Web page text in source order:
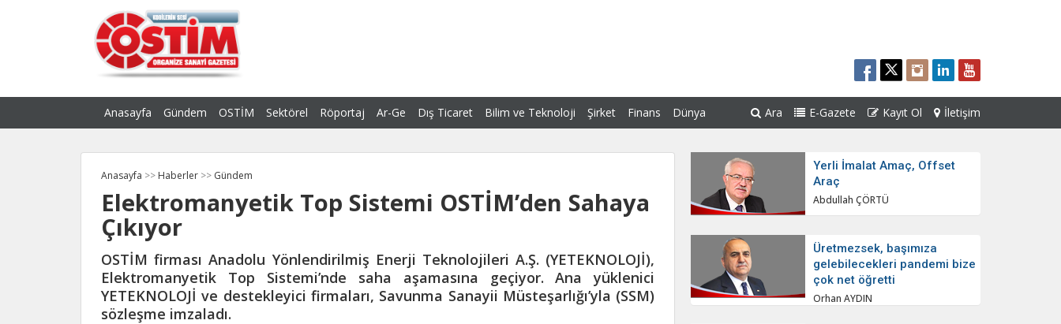
Anasayfa Gündem OSTİM Sektörel Röportaj Ar-Ge Dış Ticaret Bilim ve Teknoloji Şirket Finans Dünya Ara E-Gazete Kayıt Ol İletişim
Anasayfa >> Haberler >> Gündem
Elektromanyetik Top Sistemi OSTİM’den Sahaya
Çıkıyor
OSTİM firması Anadolu Yönlendirilmiş Enerji Teknolojileri A.Ş. (YETEKNOLOJİ),
Elektromanyetik Top Sistemi’nde saha aşamasına geçiyor. Ana yüklenici
YETEKNOLOJİ ve destekleyici firmaları, Savunma Sanayii Müsteşarlığı’yla (SSM)
sözleşme imzaladı.
Yerli İmalat Amaç, Offset
Araç
Abdullah ÇÖRTÜ
Üretmezsek, başımıza
gelebilecekleri pandemi bize
çok net öğretti
Orhan AYDIN